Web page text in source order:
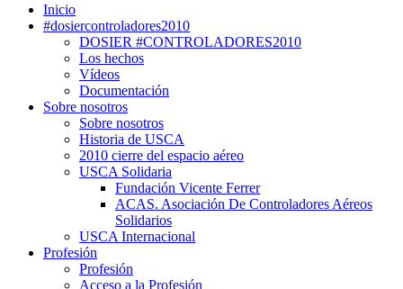
Inicio
#dosiercontroladores2010
DOSIER #CONTROLADORES2010
Los hechos
Vídeos
Documentación
Sobre nosotros
Sobre nosotros
Historia de USCA
2010 cierre del espacio aéreo
USCA Solidaria
Fundación Vicente Ferrer
ACAS. Asociación De Controladores Aéreos
Solidarios
USCA Internacional
Profesión
Profesión
Acceso a la Profesión